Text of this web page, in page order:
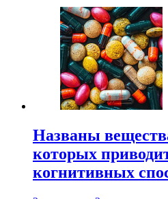
Названы
которых
когнитивных